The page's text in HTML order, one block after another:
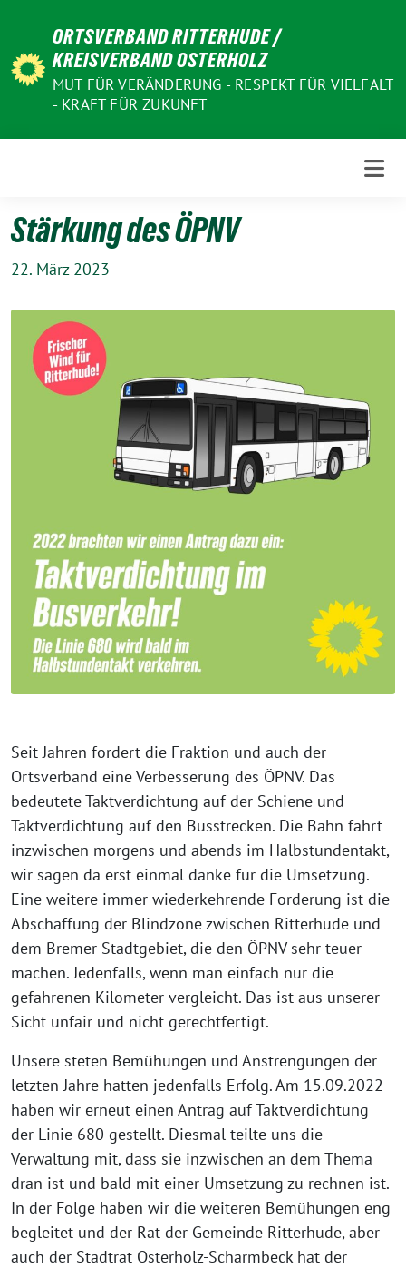
Inhalt
ORTSVERBAND RITTERHUDE /
KREISVERBAND OSTERHOLZ
MUT FÜR VERÄNDERUNG - RESPEKT FÜR VIELFALT
- KRAFT FÜR ZUKUNFT
Stärkung des ÖPNV
22. März 2023
Seit Jahren fordert die Fraktion und auch der
Ortsverband eine Verbesserung des ÖPNV. Das
bedeutete Taktverdichtung auf der Schiene und
Taktverdichtung auf den Busstrecken. Die Bahn fährt
inzwischen morgens und abends im Halbstundentakt,
wir sagen da erst einmal danke für die Umsetzung.
Eine weitere immer wiederkehrende Forderung ist die
Abschaffung der Blindzone zwischen Ritterhude und
dem Bremer Stadtgebiet, die den ÖPNV sehr teuer
machen. Jedenfalls, wenn man einfach nur die
gefahrenen Kilometer vergleicht. Das ist aus unserer
Sicht unfair und nicht gerechtfertigt.
Unsere steten Bemühungen und Anstrengungen der
letzten Jahre hatten jedenfalls Erfolg. Am 15.09.2022
haben wir erneut einen Antrag auf Taktverdichtung
der Linie 680 gestellt. Diesmal teilte uns die
Verwaltung mit, dass sie inzwischen an dem Thema
dran ist und bald mit einer Umsetzung zu rechnen ist.
In der Folge haben wir die weiteren Bemühungen eng
begleitet und der Rat der Gemeinde Ritterhude, aber
auch der Stadtrat Osterholz-Scharmbeck hat der